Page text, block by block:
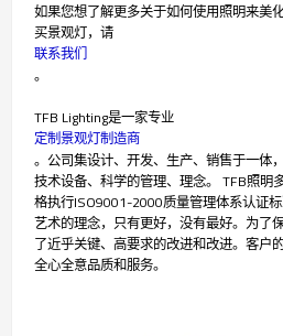
如果您想了解更多关于如何使用照明来美
买景观灯，请
联系我们
。
TFB Lighting是一家专业
定制景观灯制造商
。公司集设计、开发、生产、销售于一体
技术设备、科学的管理、理念。 TFB照明
格执行ISO9001-2000质量管理体系认证
艺术的理念，只有更好，没有最好。为了
了近乎关键、高要求的改进和改进。客户
全心全意品质和服务。